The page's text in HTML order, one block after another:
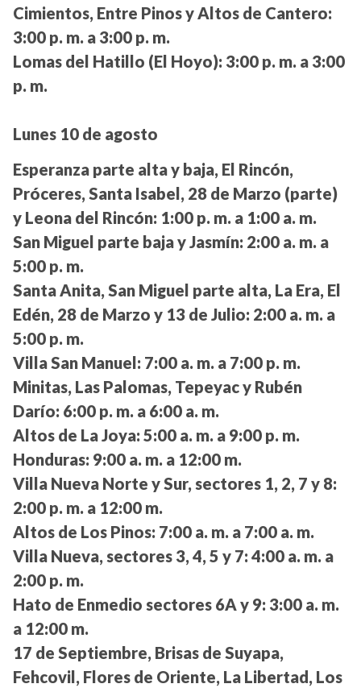
Cimientos, Entre Pinos y Altos de Cantero:
3:00 p. m. a 3:00 p. m.
Lomas del Hatillo (El Hoyo): 3:00 p. m. a 3:00
p. m.
Lunes 10 de agosto
Esperanza parte alta y baja, El Rincón,
Próceres, Santa Isabel, 28 de Marzo (parte)
y Leona del Rincón: 1:00 p. m. a 1:00 a. m.
San Miguel parte baja y Jasmín: 2:00 a. m. a
5:00 p. m.
Santa Anita, San Miguel parte alta, La Era, El
Edén, 28 de Marzo y 13 de Julio: 2:00 a. m. a
5:00 p. m.
Villa San Manuel: 7:00 a. m. a 7:00 p. m.
Minitas, Las Palomas, Tepeyac y Rubén
Darío: 6:00 p. m. a 6:00 a. m.
Altos de La Joya: 5:00 a. m. a 9:00 p. m.
Honduras: 9:00 a. m. a 12:00 m.
Villa Nueva Norte y Sur, sectores 1, 2, 7 y 8:
2:00 p. m. a 12:00 m.
Altos de Los Pinos: 7:00 a. m. a 7:00 a. m.
Villa Nueva, sectores 3, 4, 5 y 7: 4:00 a. m. a
2:00 p. m.
Hato de Enmedio sectores 6A y 9: 3:00 a. m.
a 12:00 m.
17 de Septiembre, Brisas de Suyapa,
Fehcovil, Flores de Oriente, La Libertad, Los